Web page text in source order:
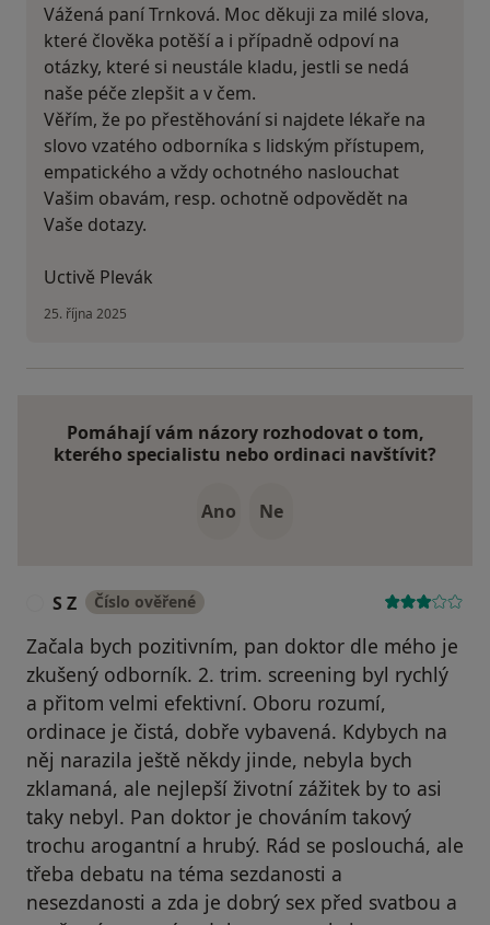
Vážená paní Trnková. Moc děkuji za milé slova,
které člověka potěší a i případně odpoví na
otázky, které si neustále kladu, jestli se nedá
naše péče zlepšit a v čem.
Věřím, že po přestěhování si najdete lékaře na
slovo vzatého odborníka s lidským přístupem,
empatického a vždy ochotného naslouchat
Vašim obavám, resp. ochotně odpovědět na
Vaše dotazy.
Uctivě Plevák
25. října 2025
Pomáhají vám názory rozhodovat o tom,
kterého specialistu nebo ordinaci navštívit?
Ano Ne
S Z Číslo ověřené
Začala bych pozitivním, pan doktor dle mého je
zkušený odborník. 2. trim. screening byl rychlý
a přitom velmi efektivní. Oboru rozumí,
ordinace je čistá, dobře vybavená. Kdybych na
něj narazila ještě někdy jinde, nebyla bych
zklamaná, ale nejlepší životní zážitek by to asi
taky nebyl. Pan doktor je chováním takový
trochu arogantní a hrubý. Rád se poslouchá, ale
třeba debatu na téma sezdanosti a
nesezdanosti a zda je dobrý sex před svatbou a